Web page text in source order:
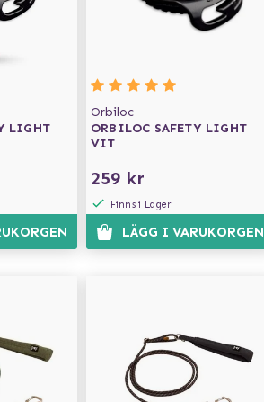
LIGHT
Orbiloc
ORBILOC SAFETY LIGHT
VIT
259 kr
Finns i Lager
LÄGG I VARUKORGEN